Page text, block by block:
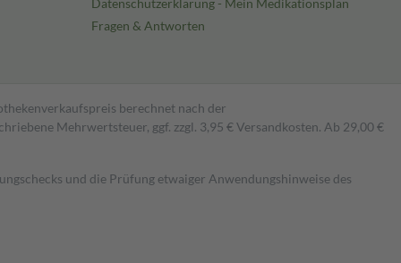
Datenschutzerklärung - Mein Medikationsplan
Fragen & Antworten
berechnet nach der
Mehrwertsteuer, ggf. zzgl. 3,95 € Versandkosten. Ab 29,00 €
und die Prüfung etwaiger Anwendungshinweise des